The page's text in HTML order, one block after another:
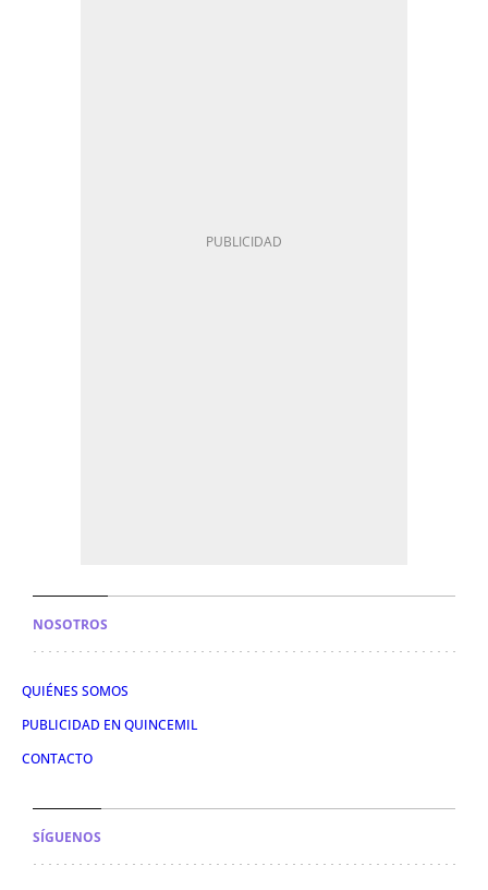
NOSOTROS
QUIÉNES SOMOS
PUBLICIDAD EN QUINCEMIL
CONTACTO
SÍGUENOS